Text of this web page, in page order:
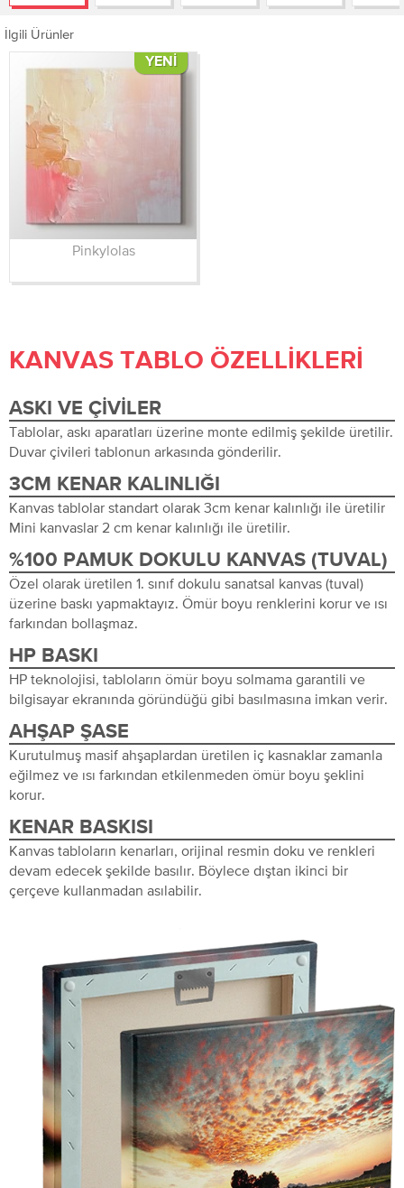
İlgili Ürünler
YENI
Pinkylolas
KANVAS TABLO ÖZELLIKLERI
ASKI VE ÇIVILER
Tablolar, askı aparatları üzerine monte edilmiş şekilde üretilir.
Duvar çivileri tablonun arkasında gönderilir.
3CM KENAR KALINLIĞI
Kanvas tablolar standart olarak 3cm kenar kalınlığı ile üretilir
Mini kanvaslar 2 cm kenar kalınlığı ile üretilir.
%100 PAMUK DOKULU KANVAS (TUVAL)
Özel olarak üretilen 1. sınıf dokulu sanatsal kanvas (tuval)
üzerine baskı yapmaktayız. Ömür boyu renklerini korur ve ısı
farkından bollaşmaz.
HP BASKI
HP teknolojisi, tabloların ömür boyu solmama garantili ve
bilgisayar ekranında göründüğü gibi basılmasına imkan verir.
AHŞAP ŞASE
Kurutulmuş masif ahşaplardan üretilen iç kasnaklar zamanla
eğilmez ve ısı farkından etkilenmeden ömür boyu şeklini
korur.
KENAR BASKISI
Kanvas tabloların kenarları, orijinal resmin doku ve renkleri
devam edecek şekilde basılır. Böylece dıştan ikinci bir
çerçeve kullanmadan asılabilir.